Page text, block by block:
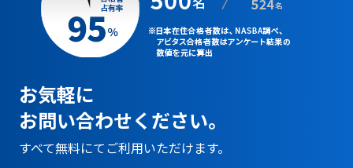
お気軽に
お問い合わせください。
すべて無料にてご利用いただけます。